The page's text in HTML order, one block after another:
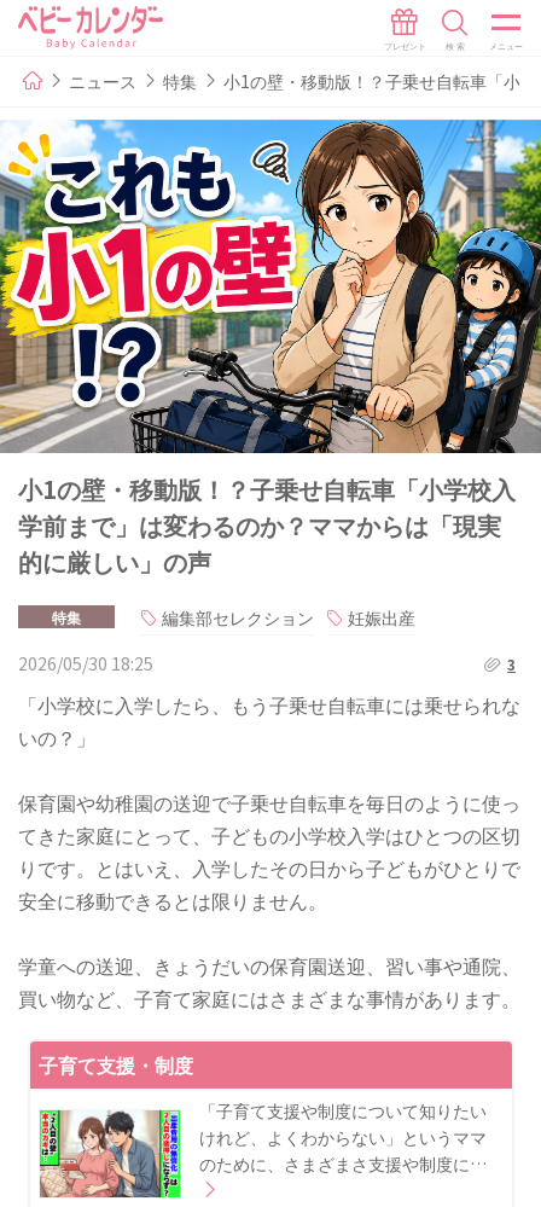
ニュース 特集 小1の壁・移動版！？子乗せ自転車「小
小1の壁・移動版！？子乗せ自転車「小学校入
学前まで」は変わるのか？ママからは「現実
的に厳しい」の声
特集 編集部セレクション
妊娠出産
2026/05/30 18:25
3
「小学校に入学したら、もう子乗せ自転車には乗せられな
いの？」
保育園や幼稚園の送迎で子乗せ自転車を毎日のように使っ
てきた家庭にとって、子どもの小学校入学はひとつの区切
りです。とはいえ、入学したその日から子どもがひとりで
安全に移動できるとは限りません。
学童への送迎、きょうだいの保育園送迎、習い事や通院、
買い物など、子育て家庭にはさまざまな事情があります。
子育て支援・制度
「子育て支援や制度について知りたい
けれど、よくわからない」というママ
のために、さまざまさ支援や制度に…